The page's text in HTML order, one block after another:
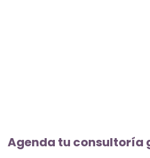
Agenda tu consultoría